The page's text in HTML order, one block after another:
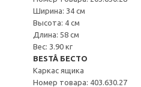
Ширина: 34 см
Высота: 4 см
Длина: 58 см
Вес: 3.90 кг
BESTÅ БЕСТО
Каркас ящика
Номер товара: 403.630.27